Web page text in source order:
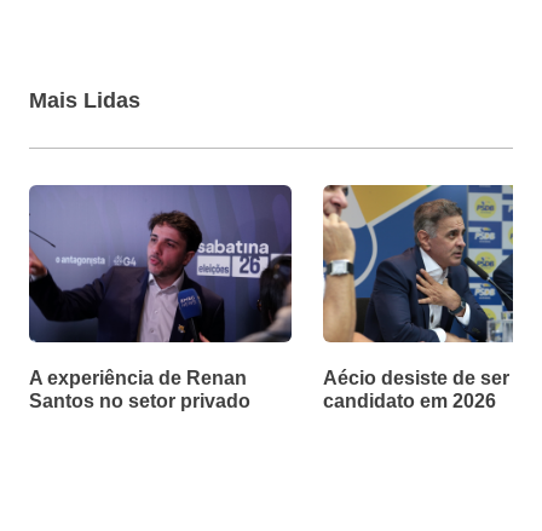
Mais Lidas
A experiência de Renan
Santos no setor privado
Aécio desiste de ser
candidato em 2026